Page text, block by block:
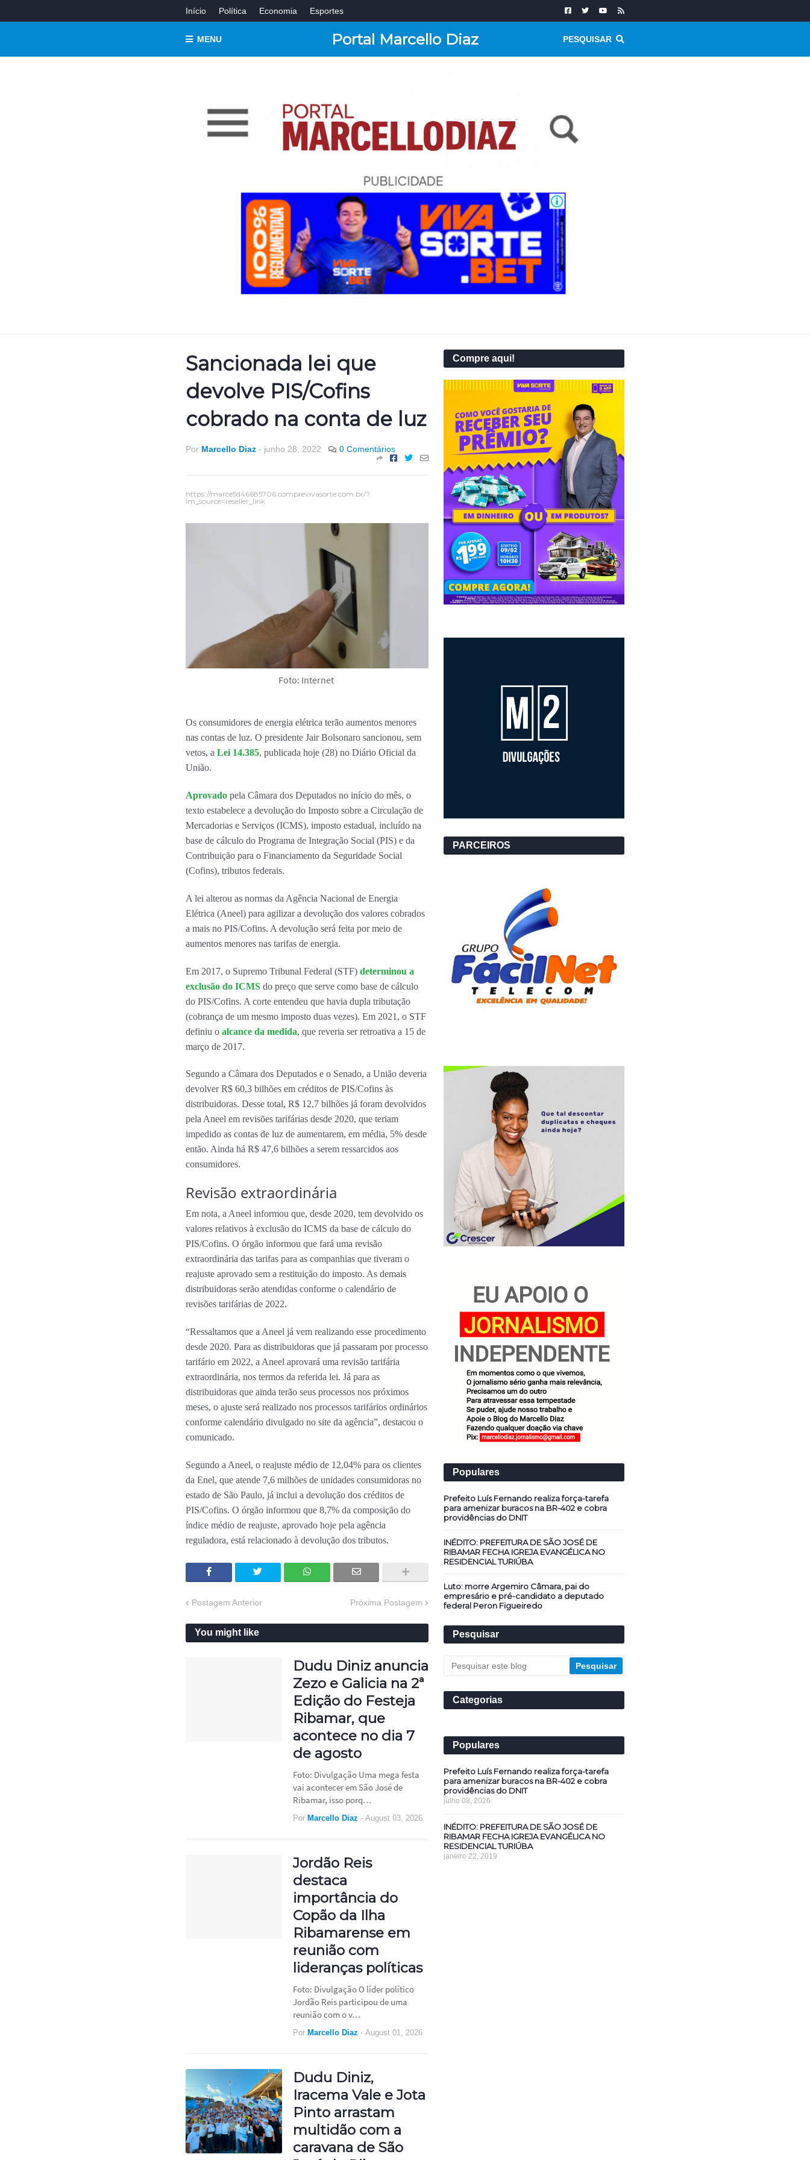
Início Política Economia Esportes
MENU Portal Marcello Diaz PESQUISAR
Sancionada lei que
devolve PIS/Cofins
cobrado na conta de luz
Por Marcello Diaz - junho 28, 2022 0 Comentários
https://marce5d46685706.comprevivasorte.com.br/?
lm_source=reseller_link
Foto: Internet
Os consumidores de energia elétrica terão aumentos menores
nas contas de luz. O presidente Jair Bolsonaro sancionou, sem
vetos, a Lei 14.385, publicada hoje (28) no Diário Oficial da
União.
Aprovado pela Câmara dos Deputados no início do mês, o
texto estabelece a devolução do Imposto sobre a Circulação de
Mercadorias e Serviços (ICMS), imposto estadual, incluído na
base de cálculo do Programa de Integração Social (PIS) e da
Contribuição para o Financiamento da Seguridade Social
(Cofins), tributos federais.
A lei alterou as normas da Agência Nacional de Energia
Elétrica (Aneel) para agilizar a devolução dos valores cobrados
a mais no PIS/Cofins. A devolução será feita por meio de
aumentos menores nas tarifas de energia.
Em 2017, o Supremo Tribunal Federal (STF) determinou a
exclusão do ICMS do preço que serve como base de cálculo
do PIS/Cofins. A corte entendeu que havia dupla tributação
(cobrança de um mesmo imposto duas vezes). Em 2021, o STF
definiu o alcance da medida, que reveria ser retroativa a 15 de
março de 2017.
Segundo a Câmara dos Deputados e o Senado, a União deveria
devolver R$ 60,3 bilhões em créditos de PIS/Cofins às
distribuidoras. Desse total, R$ 12,7 bilhões já foram devolvidos
pela Aneel em revisões tarifárias desde 2020, que teriam
impedido as contas de luz de aumentarem, em média, 5% desde
então. Ainda há R$ 47,6 bilhões a serem ressarcidos aos
consumidores.
Revisão extraordinária
Em nota, a Aneel informou que, desde 2020, tem devolvido os
valores relativos à exclusão do ICMS da base de cálculo do
PIS/Cofins. O órgão informou que fará uma revisão
extraordinária das tarifas para as companhias que tiveram o
reajuste aprovado sem a restituição do imposto. As demais
distribuidoras serão atendidas conforme o calendário de
revisões tarifárias de 2022.
“Ressaltamos que a Aneel já vem realizando esse procedimento
desde 2020. Para as distribuidoras que já passaram por processo
tarifário em 2022, a Aneel aprovará uma revisão tarifária
extraordinária, nos termos da referida lei. Já para as
distribuidoras que ainda terão seus processos nos próximos
meses, o ajuste será realizado nos processos tarifários ordinários
conforme calendário divulgado no site da agência”, destacou o
comunicado.
Segundo a Aneel, o reajuste médio de 12,04% para os clientes
da Enel, que atende 7,6 milhões de unidades consumidoras no
estado de São Paulo, já inclui a devolução dos créditos de
PIS/Cofins. O órgão informou que 8,7% da composição do
índice médio de reajuste, aprovado hoje pela agência
reguladora, está relacionado à devolução dos tributos.
Postagem Anterior Próxima Postagem
You might like
Dudu Diniz anuncia
Zezo e Galicia na 2ª
Edição do Festeja
Ribamar, que
acontece no dia 7
de agosto
Foto: Divulgação Uma mega festa
vai acontecer em São José de
Ribamar, isso porq…
Por Marcello Diaz - August 03, 2026
Jordão Reis
destaca
importância do
Copão da Ilha
Ribamarense em
reunião com
lideranças políticas
Foto: Divulgação O líder político
Jordão Reis participou de uma
reunião com o v…
Por Marcello Diaz - August 01, 2026
Dudu Diniz,
Iracema Vale e Jota
Pinto arrastam
multidão com a
caravana de São
Compre aqui!
PARCEIROS
Populares
Prefeito Luís Fernando realiza força-tarefa
para amenizar buracos na BR-402 e cobra
providências do DNIT
INÉDITO: PREFEITURA DE SÃO JOSÉ DE
RIBAMAR FECHA IGREJA EVANGÉLICA NO
RESIDENCIAL TURIÚBA
Luto: morre Argemiro Câmara, pai do
empresário e pré-candidato a deputado
federal Peron Figueiredo
Pesquisar
Categorias
Populares
Prefeito Luís Fernando realiza força-tarefa
para amenizar buracos na BR-402 e cobra
providências do DNIT
julho 08, 2026
INÉDITO: PREFEITURA DE SÃO JOSÉ DE
RIBAMAR FECHA IGREJA EVANGÉLICA NO
RESIDENCIAL TURIÚBA
janeiro 22, 2019